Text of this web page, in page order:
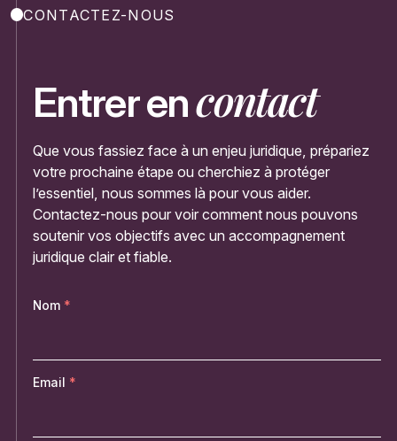
CONTACTEZ-NOUS
Entrer encontact
Que vous fassiez face à un enjeu juridique, prépariez
votre prochaine étape ou cherchiez à protéger
l’essentiel, nous sommes là pour vous aider.
Contactez-nous pour voir comment nous pouvons
soutenir vos objectifs avec un accompagnement
juridique clair et fiable.
Nom
Email